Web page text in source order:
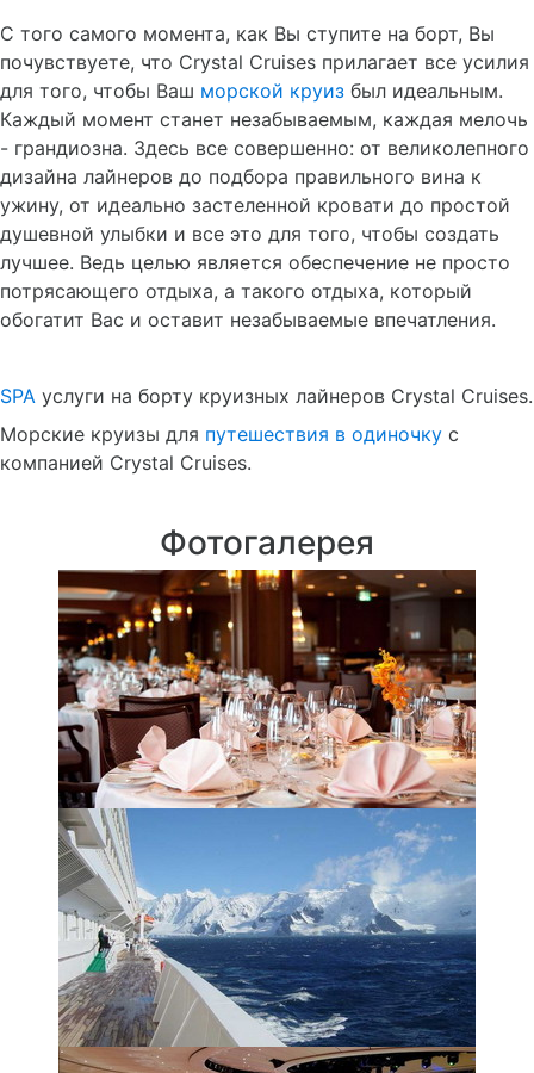
С того самого момента, как Вы ступите на борт, Вы
почувствуете, что Crystal Cruises прилагает все усилия
для того, чтобы Ваш морской круиз был идеальным.
Каждый момент станет незабываемым, каждая мелочь
- грандиозна. Здесь все совершенно: от великолепного
дизайна лайнеров до подбора правильного вина к
ужину, от идеально застеленной кровати до простой
душевной улыбки и все это для того, чтобы создать
лучшее. Ведь целью является обеспечение не просто
потрясающего отдыха, а такого отдыха, который
обогатит Вас и оставит незабываемые впечатления.
SPA услуги на борту круизных лайнеров Crystal Cruises.
Морские круизы для путешествия в одиночку с
компанией Crystal Cruises.
Фотогалерея